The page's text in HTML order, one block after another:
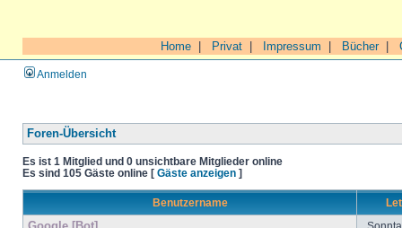
Home Privat Impressum Bücher|
Anmelden
Foren-Übersicht
Es ist 1 Mitglied und 0 unsichtbare Mitglieder online
Es sind 105 Gäste online [ Gäste anzeigen ]
Benutzername